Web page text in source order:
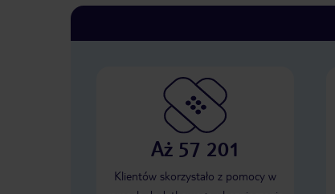
Aż 57 201
Klientów skorzystało z pomocy w